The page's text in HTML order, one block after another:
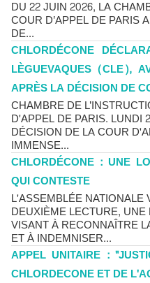
DU 22 JUIN 2026, LA
COUR D’APPEL DE PARIS
DE...
CHLORDÉCONE
LÈGUEVAQUES (CLE),
APRÈS LA DÉCISION DE
CHAMBRE DE
D'APPEL DE PARIS. LUNDI
DÉCISION DE LA COUR
IMMENSE...
CHLORDÉCONE : UNE
QUI CONTESTE
L'ASSEMBLÉE
DEUXIÈME LECTURE,
VISANT À RECONNAÎTRE
ET À INDEMNISER...
APPEL UNITAIRE :
CHLORDECONE ET DE